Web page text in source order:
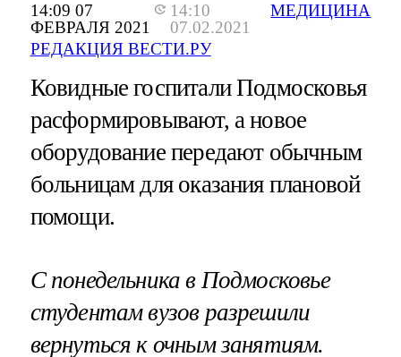
14:09 07
ФЕВРАЛЯ 2021
14:10
07.02.2021
РЕДАКЦИЯ ВЕСТИ.РУ
МЕДИЦИНА
Ковидные госпитали Подмосковья
расформировывают, а новое
оборудование передают обычным
больницам для оказания плановой
помощи.
С понедельника в Подмосковье
студентам вузов разрешили
вернуться к очным занятиям.